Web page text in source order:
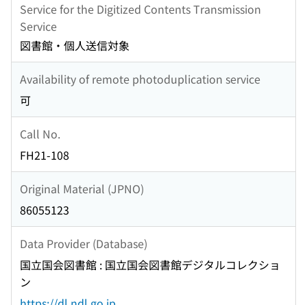
Service for the Digitized Contents Transmission
Service
図書館・個人送信対象
Availability of remote photoduplication service
可
Call No.
FH21-108
Original Material (JPNO)
86055123
Data Provider (Database)
国立国会図書館 : 国立国会図書館デジタルコレクショ
ン